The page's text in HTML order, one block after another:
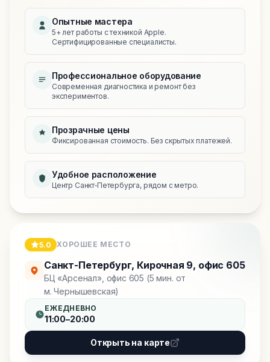
Опытные мастера
5+ лет работы с техникой Apple.
Сертифицированные специалисты.
Профессиональное оборудование
Современная диагностика и ремонт без
экспериментов.
Прозрачные цены
Фиксированная стоимость. Без скрытых платежей.
Удобное расположение
Центр Санкт‑Петербурга, рядом с метро.
5.0 ХОРОШЕЕ МЕСТО
Санкт-Петербург, Кирочная 9, офис 605
БЦ «Арсенал», офис 605 (5 мин. от
м. Чернышевская)
ЕЖЕДНЕВНО
11:00–20:00
Открыть на карте